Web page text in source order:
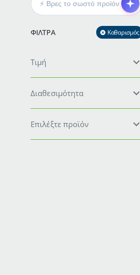
ΦΊΛΤΡΑ Καθαρισμός
Τιμή
Διαθεσιμότητα
Επιλέξτε προϊόν